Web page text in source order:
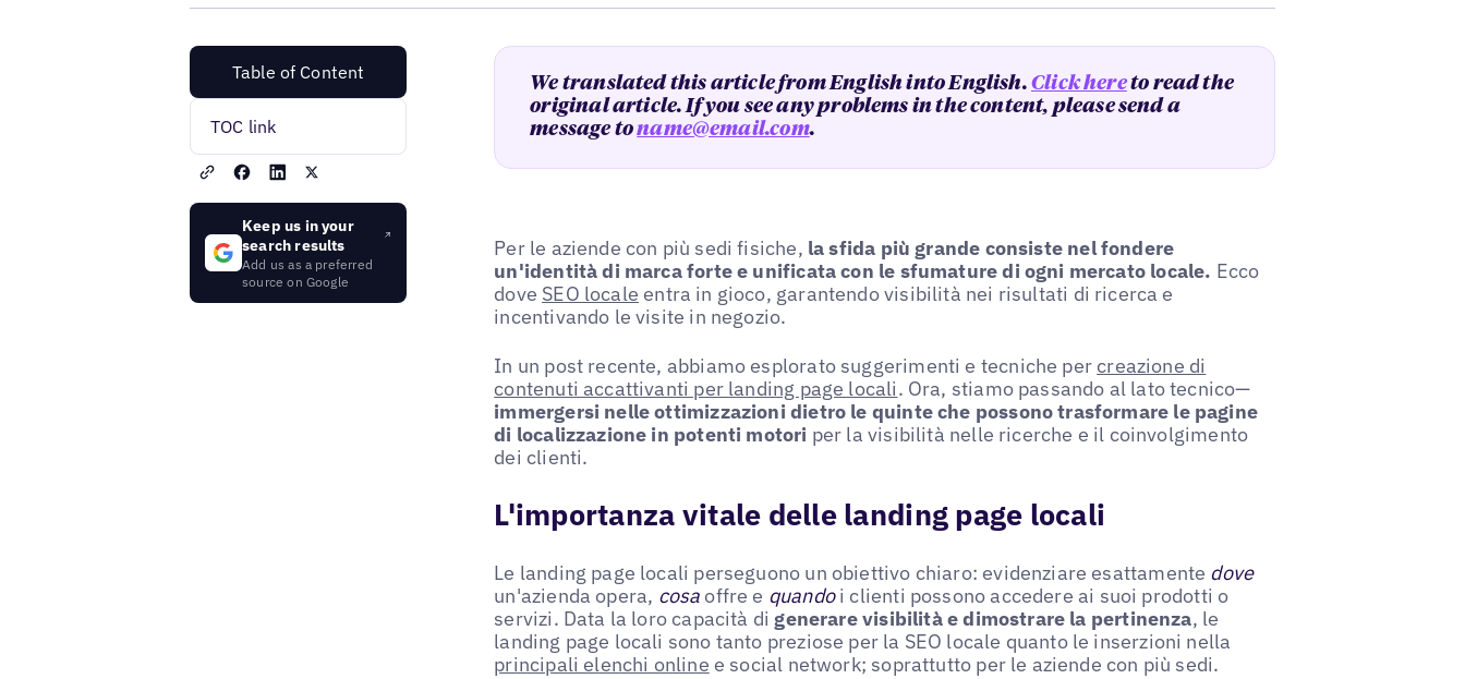
Table of Content
TOC link
Keep us in your
search results
Add us as a preferred
source on Google
We translated this article from English into English. Click hereto read the
original article. If you see any problems in the content, please send a
message toname@email.com.
Per le aziende con più sedi fisiche, la sfida più grande consiste nel fondere
un'identità di marca forte e unificata con le sfumature di ogni mercato locale. Ecco
dove SEO locale entra in gioco, garantendo visibilità nei risultati di ricerca e
incentivando le visite in negozio.
In un post recente, abbiamo esplorato suggerimenti e tecniche percreazione di
contenuti accattivanti per landing page locali. Ora, stiamo passando al lato tecnico—
immergersi nelle ottimizzazioni dietro le quinte che possono trasformare le pagine
di localizzazione in potenti motori per la visibilità nelle ricerche e il coinvolgimento
dei clienti.
L'importanza vitale delle landing page locali
Le landing page locali perseguono un obiettivo chiaro: evidenziare esattamente dove
un'azienda opera, cosa offre e quandoi clienti possono accedere ai suoi prodotti o
servizi. Data la loro capacità digenerare visibilità e dimostrare la pertinenza, le
landing page locali sono tanto preziose per la SEO locale quanto le inserzioni nella
principali elenchi online e social network; soprattutto per le aziende con più sedi.